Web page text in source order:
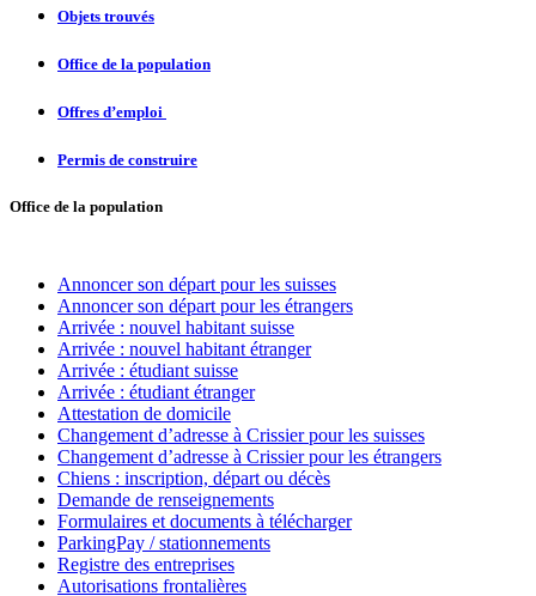
Objets trouvés
Office de la population
Offres d’emploi
Permis de construire
Office de la population
Annoncer son départ pour les suisses
Annoncer son départ pour les étrangers
Arrivée : nouvel habitant suisse
Arrivée : nouvel habitant étranger
Arrivée : étudiant suisse
Arrivée : étudiant étranger
Attestation de domicile
Changement d’adresse à Crissier pour les suisses
Changement d’adresse à Crissier pour les étrangers
Chiens : inscription, départ ou décès
Demande de renseignements
Formulaires et documents à télécharger
ParkingPay / stationnements
Registre des entreprises
Autorisations frontalières